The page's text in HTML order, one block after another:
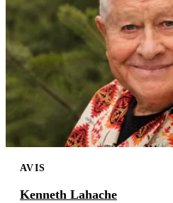
AVIS
Kenneth Lahache